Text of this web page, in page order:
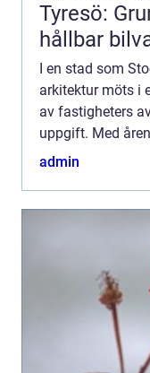
Tyresö:
hållbar
I en stad som
arkitektur möts i
av fastigheters
uppgift. Med
visat sig vara
admin